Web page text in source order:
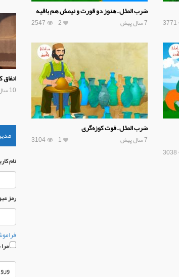
3771
ضرب المثل – هنوز دو قورت و نیمش هم باقیه
7 سال پیش 2547 2
3038
ضرب المثل – فوت کوزه‌گری
7 سال پیش 3104 1
10 سال پیش
نام
رمز